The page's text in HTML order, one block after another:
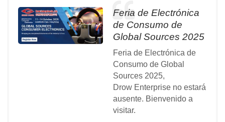
Feria de Electrónica
de Consumo de
Global Sources 2025
Feria de Electrónica de
Consumo de Global
Sources 2025,
Drow Enterprise no estará
ausente. Bienvenido a
visitar.